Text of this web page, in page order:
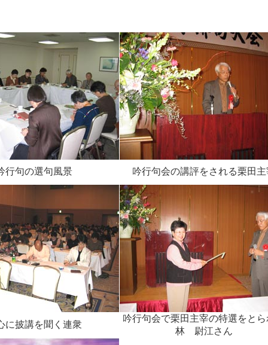
行句の選句風景 吟行句会の講評をされる栗田主
に披講を聞く連衆
吟行句会で栗田主宰の特選をと
林 尉江さん